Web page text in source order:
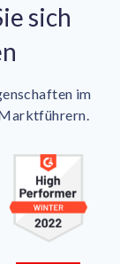
sich
im
Marktführern.